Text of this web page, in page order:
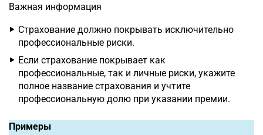
Важная информация
Страхование должно покрывать исключительно
профессиональные риски.
Если страхование покрывает как
профессиональные, так и личные риски, укажите
полное название страхования и учтите
профессиональную долю при указании премии.
Примеры